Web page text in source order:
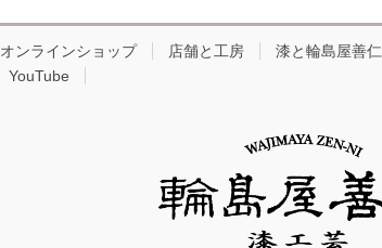
オンラインショップ 店舗と工房 漆と輪島屋善仁
YouTube